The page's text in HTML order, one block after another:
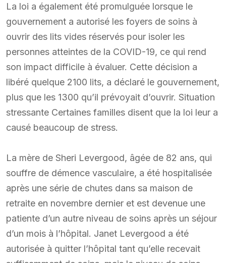
La loi a également été promulguée lorsque le
gouvernement a autorisé les foyers de soins à
ouvrir des lits vides réservés pour isoler les
personnes atteintes de la COVID-19, ce qui rend
son impact difficile à évaluer. Cette décision a
libéré quelque 2100 lits, a déclaré le gouvernement,
plus que les 1300 qu’il prévoyait d’ouvrir. Situation
stressante Certaines familles disent que la loi leur a
causé beaucoup de stress.
La mère de Sheri Levergood, âgée de 82 ans, qui
souffre de démence vasculaire, a été hospitalisée
après une série de chutes dans sa maison de
retraite en novembre dernier et est devenue une
patiente d’un autre niveau de soins après un séjour
d’un mois à l’hôpital. Janet Levergood a été
autorisée à quitter l’hôpital tant qu’elle recevait